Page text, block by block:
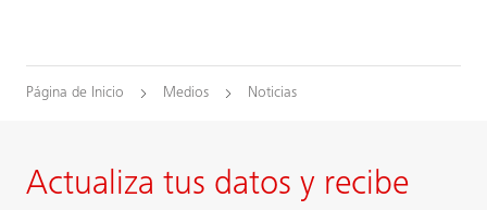
Página de Inicio Medios Noticias
Actualiza tus datos y recibe